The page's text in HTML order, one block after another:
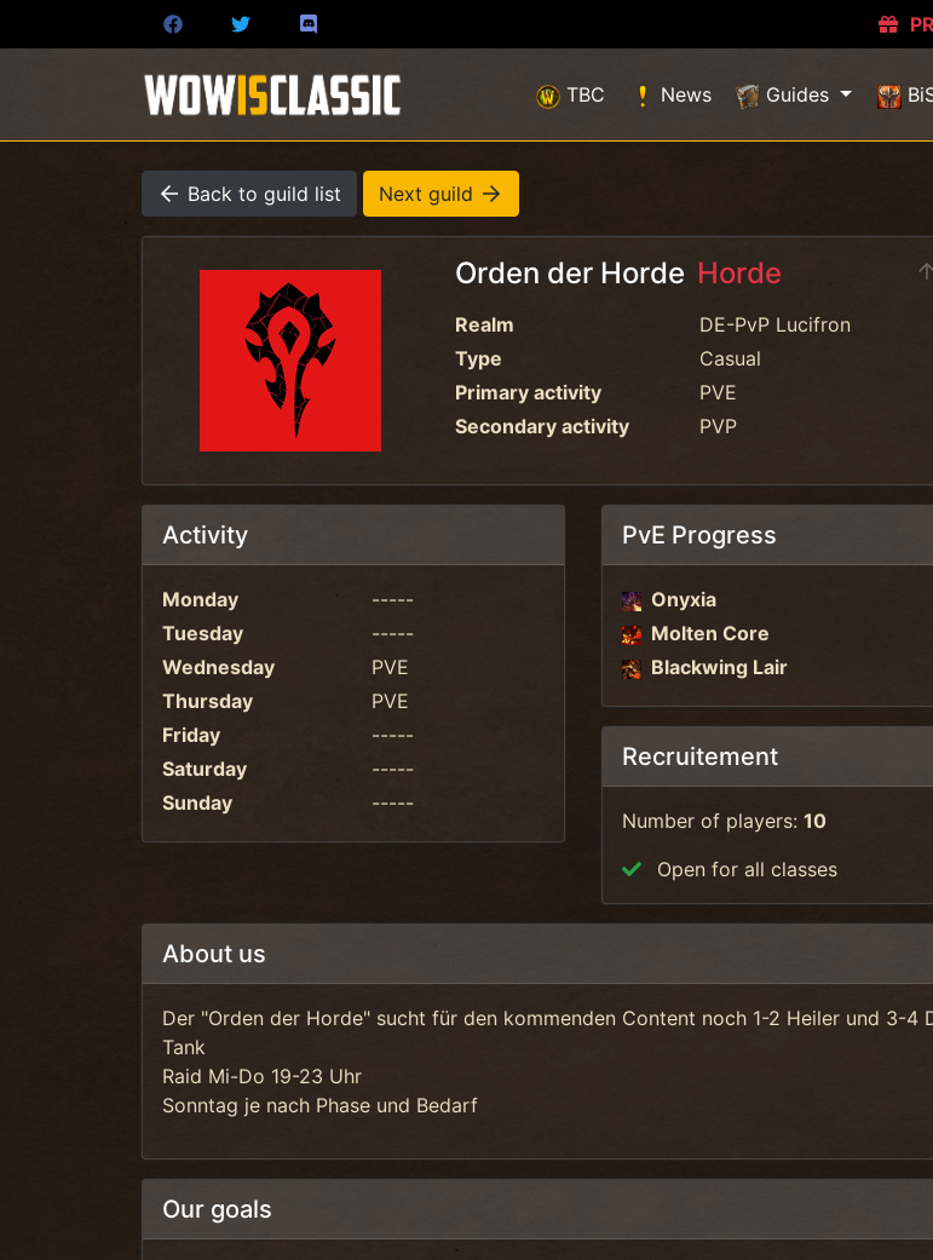
TBC News Guides
Back to guild list Next guild
Orden der Horde Horde
Realm
DE-PvP Lucifron
Type
Casual
Primary activity
PVE
Secondary activity
PVP
Activity
Monday
-----
Tuesday
-----
Wednesday
PVE
Thursday
PVE
Friday
-----
Saturday
-----
Sunday
-----
PvE Progress
Onyxia
Molten Core
Blackwing Lair
Recruitement
Number of players: 10
Open for all classes
About us
Der "Orden der Horde" sucht für den kommenden Content noch 1-2 Heiler und 3-4
Tank
Raid Mi-Do 19-23 Uhr
Sonntag je nach Phase und Bedarf
Our goals